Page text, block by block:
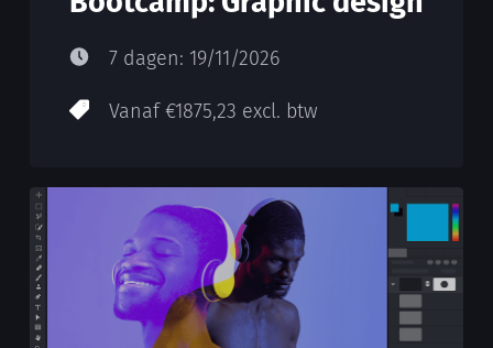
7 dagen: 19/11/2026
Vanaf €1875,23 excl. btw